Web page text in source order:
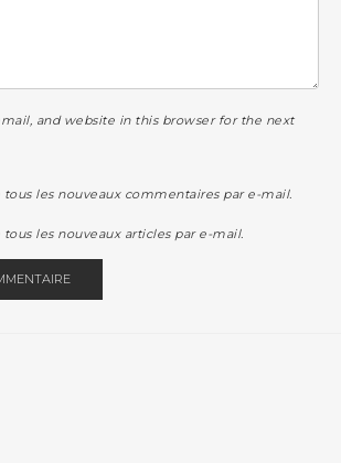
and website in this browser for the next
les nouveaux commentaires par e-mail.
les nouveaux articles par e-mail.